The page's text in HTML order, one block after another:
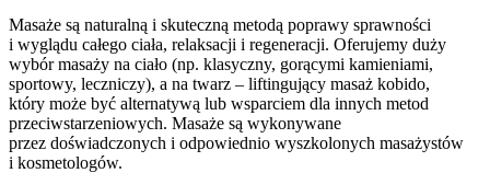
Masaże są naturalną i skuteczną metodą poprawy sprawności
i wyglądu całego ciała, relaksacji i regeneracji. Oferujemy duży
wybór masaży na ciało (np. klasyczny, gorącymi kamieniami,
sportowy, leczniczy), a na twarz – liftingujący masaż kobido,
który może być alternatywą lub wsparciem dla innych metod
przeciwstarzeniowych. Masaże są wykonywane
przez doświadczonych i odpowiednio wyszkolonych masażystów
i kosmetologów.